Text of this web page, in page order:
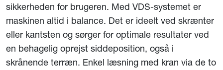
sikkerheden for brugeren. Med VDS-systemet er
maskinen altid i balance. Det er ideelt ved skrænter
eller kantsten og sørger for optimale resultater ved
en behagelig oprejst siddeposition, også i
skrånende terræn. Enkel læsning med kran via de to